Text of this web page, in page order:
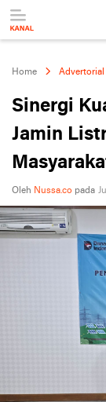
Home Advertorial
Sinergi
Jamin
Oleh Nussa.co pada